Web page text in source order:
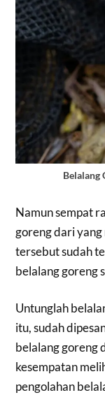
Belalang
Namun sempat
goreng dari
tersebut sudah
belalang goreng
Untunglah
itu, sudah
belalang goreng
kesempatan
pengolahan